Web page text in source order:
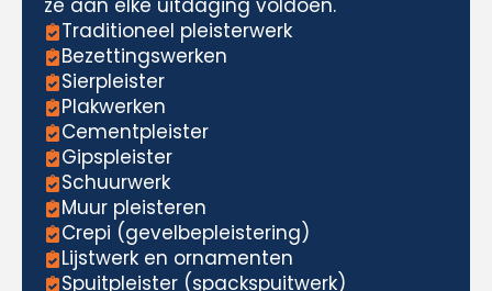
ze aan elke uitdaging voldoen.
Traditioneel pleisterwerk
Bezettingswerken
Sierpleister
Plakwerken
Cementpleister
Gipspleister
Schuurwerk
Muur pleisteren
Crepi (gevelbepleistering)
Lijstwerk en ornamenten
Spuitpleister (spackspuitwerk)